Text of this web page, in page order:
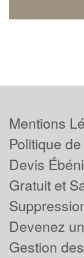
Mentions
Politique
Devis
Gratuit et
Devenez
Gestion